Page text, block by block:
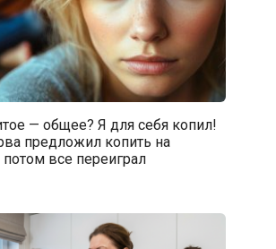
— общее? Я для себя копил!
предложил копить на
потом все переиграл